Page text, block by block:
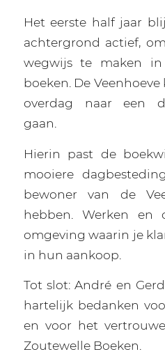
Het eerste half jaar
achtergrond actief,
wegwijs te maken
boeken. De
overdag naar een
gaan.
Hierin past de
mooiere
bewoner van de
hebben. Werken en
omgeving waarin je
in hun aankoop.
Tot slot: André en
hartelijk bedanken
en voor het
Zoutewelle Boeken.